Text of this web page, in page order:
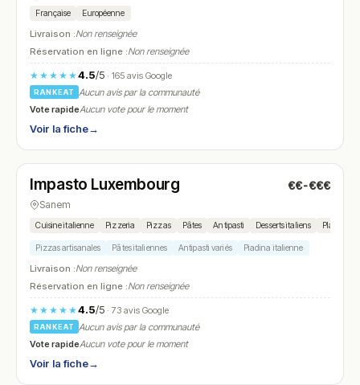
Française Européenne
Livraison :Non renseignée
Réservation en ligne :Non renseignée
★★★★★4.5/5· 165 avis Google
RANKEAT
Aucun avis par la communauté
Vote rapideAucun vote pour le moment
Voir la fiche→
N° 16
Impasto Luxembourg €€-€€€
Sanem
Cuisine italienne Pizzeria Pizzas Pâtes Antipasti Desserts italiens Plats à
Pizzas artisanales Pâtes italiennes Antipasti variés Piadina italienne
Livraison :Non renseignée
Réservation en ligne :Non renseignée
★★★★★4.5/5· 73 avis Google
RANKEAT
Aucun avis par la communauté
Vote rapideAucun vote pour le moment
Voir la fiche→